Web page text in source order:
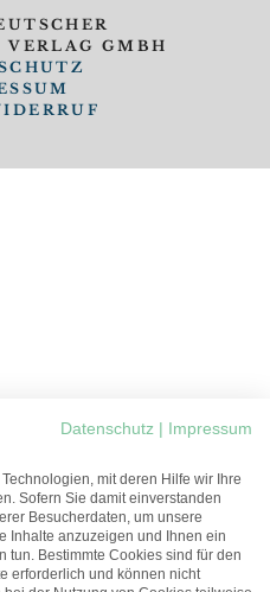
VERLAG GMBH
Datenschutz
Impressum
mit deren Hilfe wir Ihre
Sofern Sie damit einverstanden
Besucherdaten, um unsere
Inhalte anzuzeigen und Ihnen ein
tun. Bestimmte Cookies sind für den
erforderlich und können nicht